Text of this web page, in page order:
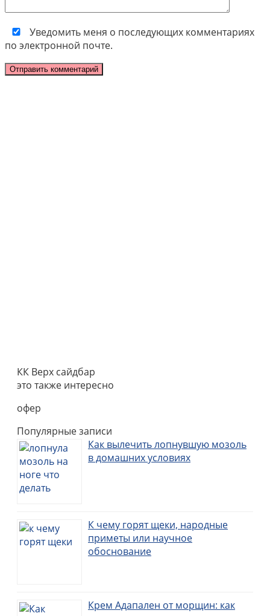
Уведомить меня о последующих комментариях
по электронной почте.
КК Верх сайдбар
это также интересно
офер
Популярные записи
Как вылечить лопнувшую мозоль
в домашних условиях
К чему горят щеки, народные
приметы или научное
обоснование
Крем Адапален от морщин: как